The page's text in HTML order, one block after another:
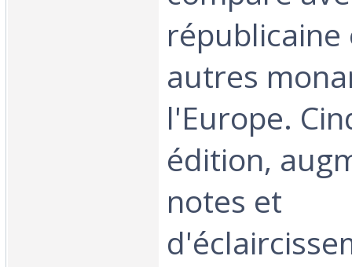
républicaine
autres
l'Europe.
édition,
notes et